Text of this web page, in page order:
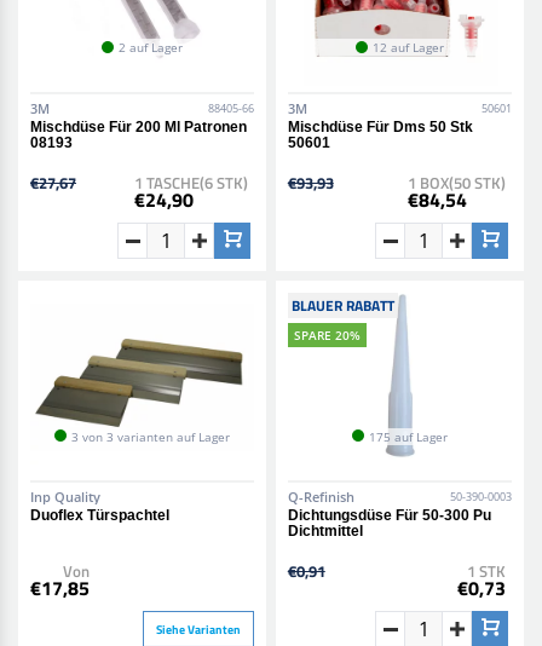
2 auf Lager
3M 88405-66
Mischdüse Für 200 Ml Patronen
08193
€27,67 1 TASCHE(6 STK)
€24,90
12 auf Lager
3M 50601
Mischdüse Für Dms 50 Stk
50601
€93,93 1 BOX(50 STK)
€84,54
3 von 3 varianten auf Lager
Inp Quality
Duoflex Türspachtel
Von
€17,85
Siehe Varianten
BLAUER RABATT
SPARE 20%
175 auf Lager
Q-Refinish 50-390-0003
Dichtungsdüse Für 50-300 Pu
Dichtmittel
€0,91 1 STK
€0,73